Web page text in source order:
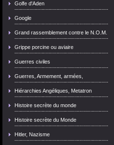
Golfe d'Aden
Google
Grand rassemblement contre le N.O.M.
Grippe porcine ou aviaire
Guerres civiles
Guerres, Armement, armées,
Hiérarchies Angéliques, Metatron
Histoire secrète du monde
Histoire secrète du Monde
Hitler, Nazisme